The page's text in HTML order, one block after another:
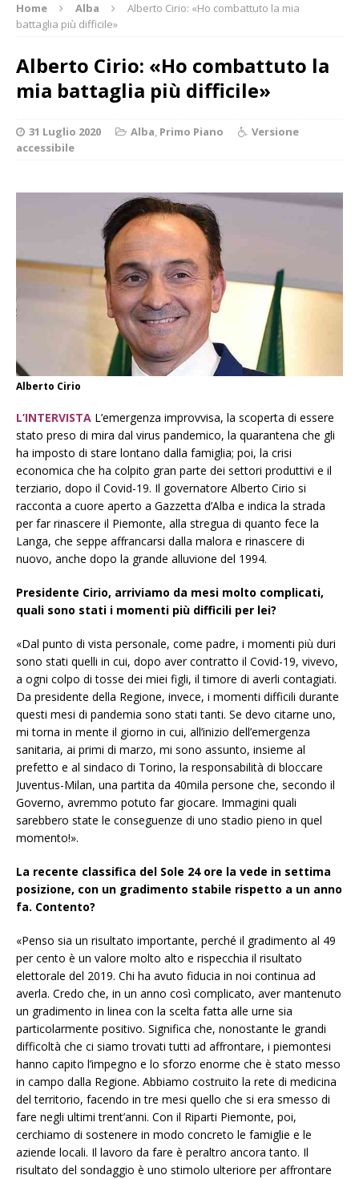
Home Alba
Alberto Cirio: «Ho combattuto la mia
battaglia più difficile»
Alberto Cirio: «Ho combattuto la
mia battaglia più difficile»
31 Luglio 2020 Alba, Primo Piano
Versione
accessibile
Alberto Cirio
L’INTERVISTA L’emergenza improvvisa, la scoperta di essere
stato preso di mira dal virus pandemico, la quarantena che gli
ha imposto di stare lontano dalla famiglia; poi, la crisi
economica che ha colpito gran parte dei settori produttivi e il
terziario, dopo il Covid-19. Il governatore Alberto Cirio si
racconta a cuore aperto a Gazzetta d’Alba e indica la strada
per far rinascere il Piemonte, alla stregua di quanto fece la
Langa, che seppe affrancarsi dalla malora e rinascere di
nuovo, anche dopo la grande alluvione del 1994.
Presidente Cirio, arriviamo da mesi molto complicati,
quali sono stati i momenti più difficili per lei?
«Dal punto di vista personale, come padre, i momenti più duri
sono stati quelli in cui, dopo aver contratto il Covid-19, vivevo,
a ogni colpo di tosse dei miei figli, il timore di averli contagiati.
Da presidente della Regione, invece, i momenti difficili durante
questi mesi di pandemia sono stati tanti. Se devo citarne uno,
mi torna in mente il giorno in cui, all’inizio dell’emergenza
sanitaria, ai primi di marzo, mi sono assunto, insieme al
prefetto e al sindaco di Torino, la responsabilità di bloccare
Juventus-Milan, una partita da 40mila persone che, secondo il
Governo, avremmo potuto far giocare. Immagini quali
sarebbero state le conseguenze di uno stadio pieno in quel
momento!».
La recente classifica del Sole 24 ore la vede in settima
posizione, con un gradimento stabile rispetto a un anno
fa. Contento?
«Penso sia un risultato importante, perché il gradimento al 49
per cento è un valore molto alto e rispecchia il risultato
elettorale del 2019. Chi ha avuto fiducia in noi continua ad
averla. Credo che, in un anno così complicato, aver mantenuto
un gradimento in linea con la scelta fatta alle urne sia
particolarmente positivo. Significa che, nonostante le grandi
difficoltà che ci siamo trovati tutti ad affrontare, i piemontesi
hanno capito l’impegno e lo sforzo enorme che è stato messo
in campo dalla Regione. Abbiamo costruito la rete di medicina
del territorio, facendo in tre mesi quello che si era smesso di
fare negli ultimi trent’anni. Con il Riparti Piemonte, poi,
cerchiamo di sostenere in modo concreto le famiglie e le
aziende locali. Il lavoro da fare è peraltro ancora tanto. Il
risultato del sondaggio è uno stimolo ulteriore per affrontare